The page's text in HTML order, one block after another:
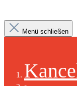
Menü schließen